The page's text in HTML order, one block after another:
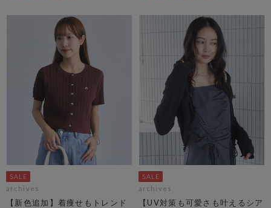
archives
【新色追加】着痩せもトレンド
archives
【UV対策も可愛さも叶えるシア